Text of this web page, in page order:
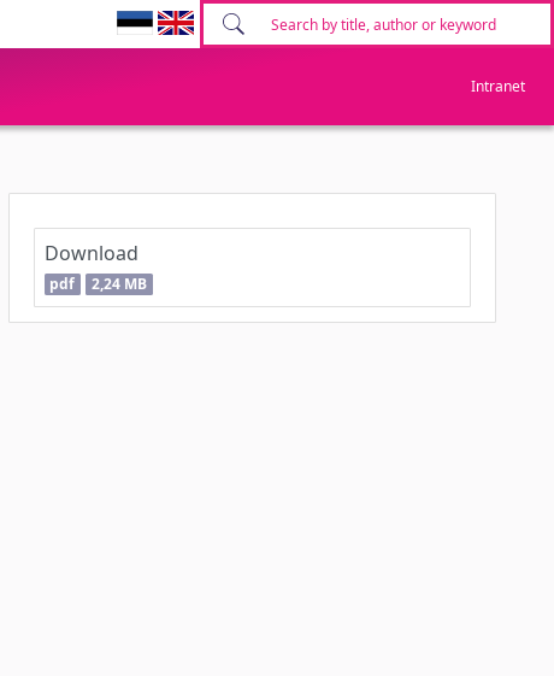
Intranet
Download
pdf 2,24 MB